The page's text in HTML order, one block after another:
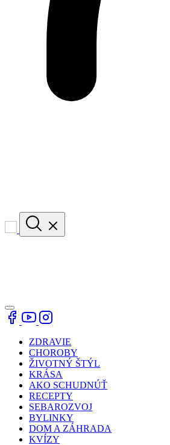
ZDRAVIE
CHOROBY
ŽIVOTNÝ ŠTÝL
KRÁSA
AKO SCHUDNÚŤ
RECEPTY
SEBAROZVOJ
BYLINKY
DOM A ZÁHRADA
KVÍZY